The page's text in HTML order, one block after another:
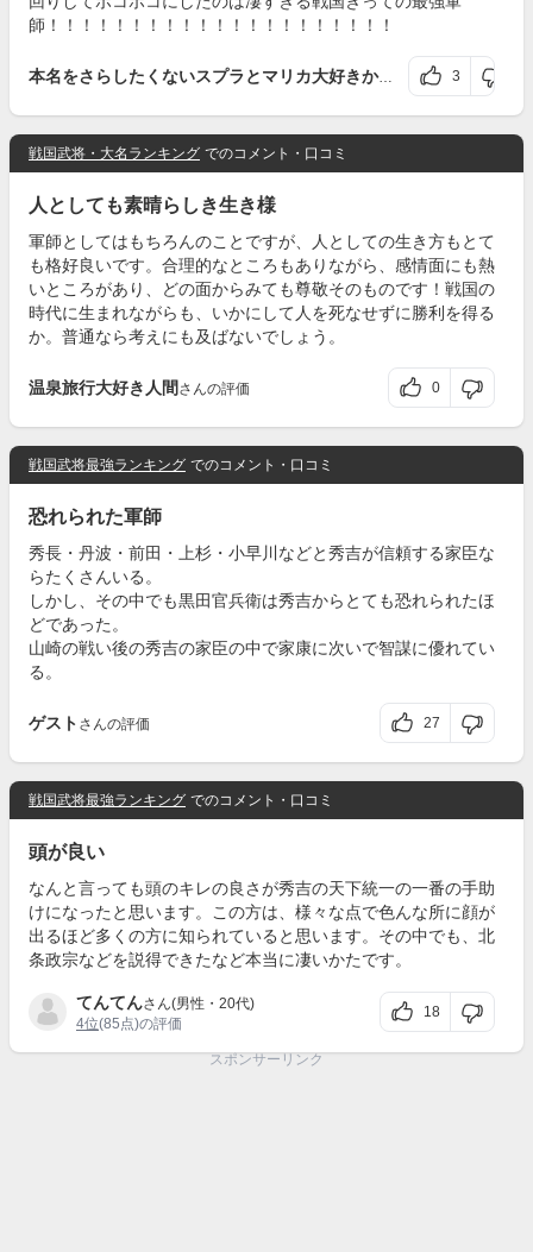
師！！！！！！！！！！！！！！！！！！！！！
本名をさらしたくないスプラとマリカ大好きかのたん さんの評価
3
戦国武将・大名ランキング でのコメント・口コミ
人としても素晴らしき生き様
軍師としてはもちろんのことですが、人としての生き方もとて
も格好良いです。合理的なところもありながら、感情面にも熱
いところがあり、どの面からみても尊敬そのものです！戦国の
時代に生まれながらも、いかにして人を死なせずに勝利を得る
か。普通なら考えにも及ばないでしょう。
温泉旅行大好き人間 さんの評価 0
戦国武将最強ランキング でのコメント・口コミ
恐れられた軍師
秀長・丹波・前田・上杉・小早川などと秀吉が信頼する家臣な
らたくさんいる。
しかし、その中でも黒田官兵衛は秀吉からとても恐れられたほ
どであった。
山崎の戦い後の秀吉の家臣の中で家康に次いで智謀に優れてい
る。
ゲスト さんの評価 27
戦国武将最強ランキング でのコメント・口コミ
頭が良い
なんと言っても頭のキレの良さが秀吉の天下統一の一番の手助
けになったと思います。この方は、様々な点で色んな所に顔が
出るほど多くの方に知られていると思います。その中でも、北
条政宗などを説得できたなど本当に凄いかたです。
てんてんさん(男性・20代)
4位(85点)の評価
18
スポンサーリンク